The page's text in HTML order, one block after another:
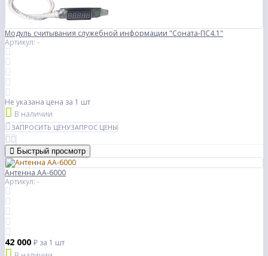
Модуль считывания служебной информации "Соната-ПС4.1"
Артикул: -
Не указана цена за 1 шт
В наличии
ЗАПРОСИТЬ ЦЕНУЗАПРОС ЦЕНЫ
Быстрый просмотр
Антенна АА-6000
Артикул: -
42 000 ₽ за 1 шт